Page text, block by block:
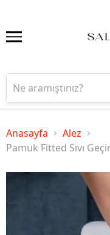
Anasayfa
Alez
Pamuk Fitted Sıvı